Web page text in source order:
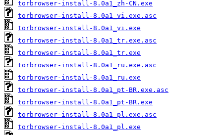
torbrowser-install-8.0a1_zh-CN.exe
torbrowser-install-8.0a1_vi.exe.asc
torbrowser-install-8.0a1_vi.exe
torbrowser-install-8.0a1_tr.exe.asc
torbrowser-install-8.0a1_tr.exe
torbrowser-install-8.0a1_ru.exe.asc
torbrowser-install-8.0a1_ru.exe
torbrowser-install-8.0a1_pt-BR.exe.asc
torbrowser-install-8.0a1_pt-BR.exe
torbrowser-install-8.0a1_pl.exe.asc
torbrowser-install-8.0a1_pl.exe